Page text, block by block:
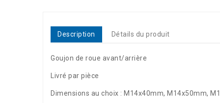
Description Détails du produit
Goujon de roue avant/arrière
Livré par pièce
Dimensions au choix : M14x40mm, M14x50mm,